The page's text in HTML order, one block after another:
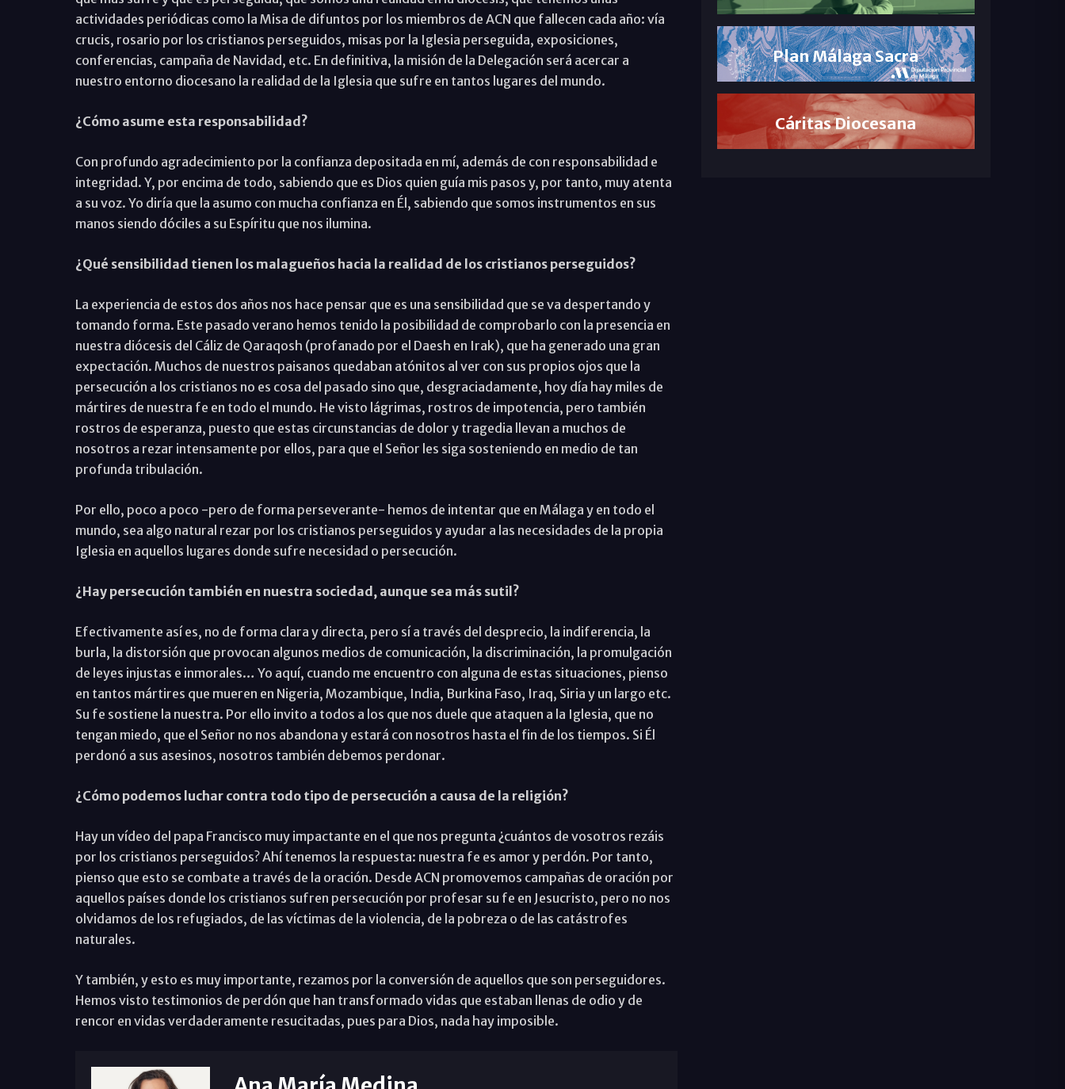
actividades periódicas como la Misa de difuntos por los miembros de ACN que fallecen cada año: vía
crucis, rosario por los cristianos perseguidos, misas por la Iglesia perseguida, exposiciones,
conferencias, campaña de Navidad, etc. En definitiva, la misión de la Delegación será acercar a
nuestro entorno diocesano la realidad de la Iglesia que sufre en tantos lugares del mundo.
¿Cómo asume esta responsabilidad?
Con profundo agradecimiento por la confianza depositada en mí, además de con responsabilidad e
integridad. Y, por encima de todo, sabiendo que es Dios quien guía mis pasos y, por tanto, muy atenta
a su voz. Yo diría que la asumo con mucha confianza en Él, sabiendo que somos instrumentos en sus
manos siendo dóciles a su Espíritu que nos ilumina.
¿Qué sensibilidad tienen los malagueños hacia la realidad de los cristianos perseguidos?
La experiencia de estos dos años nos hace pensar que es una sensibilidad que se va despertando y
tomando forma. Este pasado verano hemos tenido la posibilidad de comprobarlo con la presencia en
nuestra diócesis del Cáliz de Qaraqosh (profanado por el Daesh en Irak), que ha generado una gran
expectación. Muchos de nuestros paisanos quedaban atónitos al ver con sus propios ojos que la
persecución a los cristianos no es cosa del pasado sino que, desgraciadamente, hoy día hay miles de
mártires de nuestra fe en todo el mundo. He visto lágrimas, rostros de impotencia, pero también
rostros de esperanza, puesto que estas circunstancias de dolor y tragedia llevan a muchos de
nosotros a rezar intensamente por ellos, para que el Señor les siga sosteniendo en medio de tan
profunda tribulación.
Por ello, poco a poco -pero de forma perseverante- hemos de intentar que en Málaga y en todo el
mundo, sea algo natural rezar por los cristianos perseguidos y ayudar a las necesidades de la propia
Iglesia en aquellos lugares donde sufre necesidad o persecución.
¿Hay persecución también en nuestra sociedad, aunque sea más sutil?
Efectivamente así es, no de forma clara y directa, pero sí a través del desprecio, la indiferencia, la
burla, la distorsión que provocan algunos medios de comunicación, la discriminación, la promulgación
de leyes injustas e inmorales… Yo aquí, cuando me encuentro con alguna de estas situaciones, pienso
en tantos mártires que mueren en Nigeria, Mozambique, India, Burkina Faso, Iraq, Siria y un largo etc.
Su fe sostiene la nuestra. Por ello invito a todos a los que nos duele que ataquen a la Iglesia, que no
tengan miedo, que el Señor no nos abandona y estará con nosotros hasta el fin de los tiempos. Si Él
perdonó a sus asesinos, nosotros también debemos perdonar.
¿Cómo podemos luchar contra todo tipo de persecución a causa de la religión?
Hay un vídeo del papa Francisco muy impactante en el que nos pregunta ¿cuántos de vosotros rezáis
por los cristianos perseguidos? Ahí tenemos la respuesta: nuestra fe es amor y perdón. Por tanto,
pienso que esto se combate a través de la oración. Desde ACN promovemos campañas de oración por
aquellos países donde los cristianos sufren persecución por profesar su fe en Jesucristo, pero no nos
olvidamos de los refugiados, de las víctimas de la violencia, de la pobreza o de las catástrofes
naturales.
Y también, y esto es muy importante, rezamos por la conversión de aquellos que son perseguidores.
Hemos visto testimonios de perdón que han transformado vidas que estaban llenas de odio y de
rencor en vidas verdaderamente resucitadas, pues para Dios, nada hay imposible.
Plan Málaga Sacra
Cáritas Diocesana